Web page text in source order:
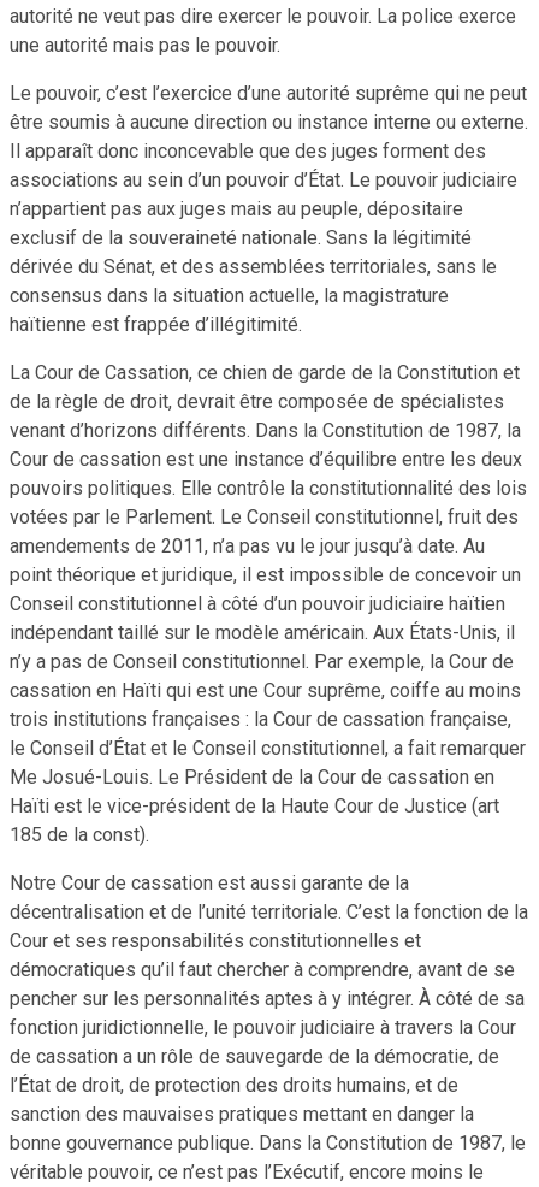
autorité ne veut pas dire exercer le pouvoir. La police exerce
une autorité mais pas le pouvoir.
Le pouvoir, c’est l’exercice d’une autorité suprême qui ne peut
être soumis à aucune direction ou instance interne ou externe.
Il apparaît donc inconcevable que des juges forment des
associations au sein d’un pouvoir d’État. Le pouvoir judiciaire
n’appartient pas aux juges mais au peuple, dépositaire
exclusif de la souveraineté nationale. Sans la légitimité
dérivée du Sénat, et des assemblées territoriales, sans le
consensus dans la situation actuelle, la magistrature
haïtienne est frappée d’illégitimité.
La Cour de Cassation, ce chien de garde de la Constitution et
de la règle de droit, devrait être composée de spécialistes
venant d’horizons différents. Dans la Constitution de 1987, la
Cour de cassation est une instance d’équilibre entre les deux
pouvoirs politiques. Elle contrôle la constitutionnalité des lois
votées par le Parlement. Le Conseil constitutionnel, fruit des
amendements de 2011, n’a pas vu le jour jusqu’à date. Au
point théorique et juridique, il est impossible de concevoir un
Conseil constitutionnel à côté d’un pouvoir judiciaire haïtien
indépendant taillé sur le modèle américain. Aux États-Unis, il
n’y a pas de Conseil constitutionnel. Par exemple, la Cour de
cassation en Haïti qui est une Cour suprême, coiffe au moins
trois institutions françaises : la Cour de cassation française,
le Conseil d’État et le Conseil constitutionnel, a fait remarquer
Me Josué-Louis. Le Président de la Cour de cassation en
Haïti est le vice-président de la Haute Cour de Justice (art
185 de la const).
Notre Cour de cassation est aussi garante de la
décentralisation et de l’unité territoriale. C’est la fonction de la
Cour et ses responsabilités constitutionnelles et
démocratiques qu’il faut chercher à comprendre, avant de se
pencher sur les personnalités aptes à y intégrer. À côté de sa
fonction juridictionnelle, le pouvoir judiciaire à travers la Cour
de cassation a un rôle de sauvegarde de la démocratie, de
l’État de droit, de protection des droits humains, et de
sanction des mauvaises pratiques mettant en danger la
bonne gouvernance publique. Dans la Constitution de 1987, le
véritable pouvoir, ce n’est pas l’Exécutif, encore moins le